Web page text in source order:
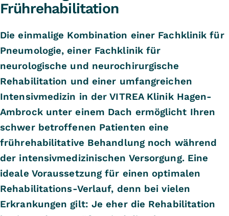
Frührehabilitation
Die einmalige Kombination einer Fachklinik für
Pneumologie, einer Fachklinik für
neurologische und neurochirurgische
Rehabilitation und einer umfangreichen
Intensivmedizin in der VITREA Klinik Hagen-
Ambrock unter einem Dach ermöglicht Ihren
schwer betroffenen Patienten eine
frührehabilitative Behandlung noch während
der intensivmedizinischen Versorgung. Eine
ideale Voraussetzung für einen optimalen
Rehabilitations-Verlauf, denn bei vielen
Erkrankungen gilt: Je eher die Rehabilitation